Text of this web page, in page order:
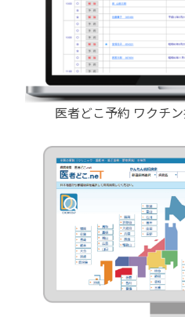
医者どこ予約 ワクチ